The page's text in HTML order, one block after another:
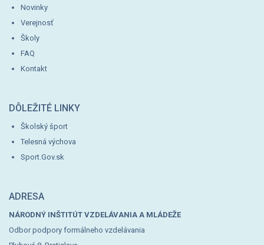
Novinky
Verejnosť
Školy
FAQ
Kontakt
DÔLEŽITÉ LINKY
Školský šport
Telesná výchova
Sport.Gov.sk
ADRESA
NÁRODNÝ INŠTITÚT VZDELÁVANIA A MLÁDEŽE
Odbor podpory formálneho vzdelávania